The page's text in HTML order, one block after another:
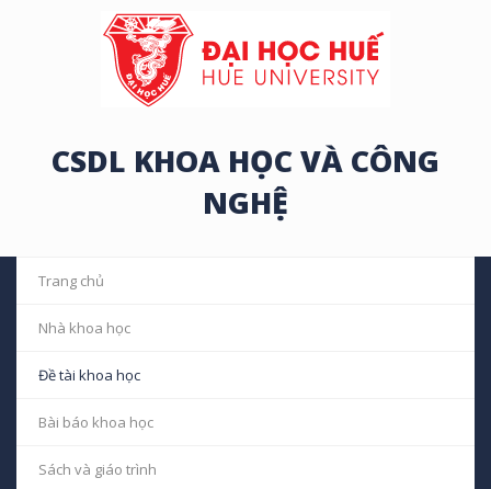
CSDL KHOA HỌC VÀ CÔNG
NGHỆ
Trang chủ
Nhà khoa học
Đề tài khoa học
Bài báo khoa học
Sách và giáo trình